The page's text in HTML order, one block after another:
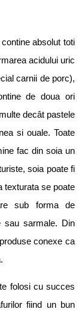
absolut toti
acidului uric
carnii de porc),
de doua ori
decât pastele
si ouale. Toate
fac din soia un
soia poate fi
texturata se poate
sub forma de
sau sarmale. Din
conexe ca
folosi cu succes
fiind un bun